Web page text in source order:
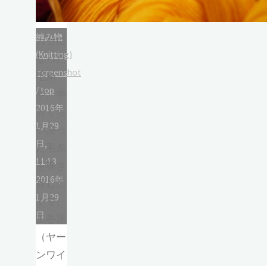
編み物
(Knitting)
screenshot
/ top
2016年
1月29
日,
11:13
2016年
1月29
日
カセに
なった
毛糸
や、半
分くら
い使っ
た毛糸
を巻き
直した
くて、
玉巻器
（ヤー
ンワイ